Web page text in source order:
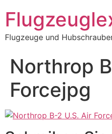
Inhalt
springen
Flugzeuge und
Northrop
Forcejpg